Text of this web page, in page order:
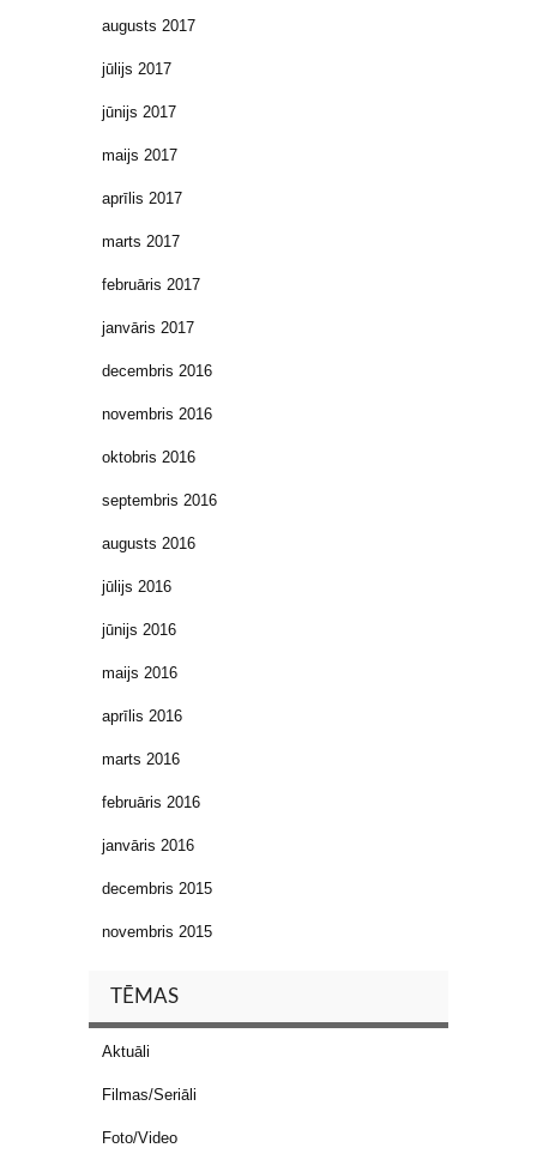
augusts 2017
jūlijs 2017
jūnijs 2017
maijs 2017
aprīlis 2017
marts 2017
februāris 2017
janvāris 2017
decembris 2016
novembris 2016
oktobris 2016
septembris 2016
augusts 2016
jūlijs 2016
jūnijs 2016
maijs 2016
aprīlis 2016
marts 2016
februāris 2016
janvāris 2016
decembris 2015
novembris 2015
TĒMAS
Aktuāli
Filmas/Seriāli
Foto/Video